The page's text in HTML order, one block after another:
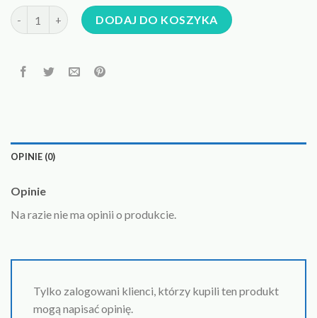
ilość charmsy do bransoletekDODAJ DO KOSZYKA
OPINIE (0)
Opinie
Na razie nie ma opinii o produkcie.
Tylko zalogowani klienci, którzy kupili ten produkt
mogą napisać opinię.